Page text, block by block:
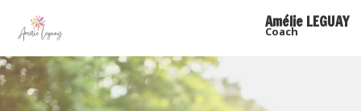
Amélie LEGUAY
Coach